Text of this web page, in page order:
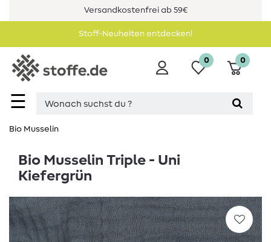
Versandkostenfrei ab 59€
Stoff-Neuheiten entdecken!
☰
0 0
Bio Musselin
Bio Musselin Triple - Uni
Kiefergrün